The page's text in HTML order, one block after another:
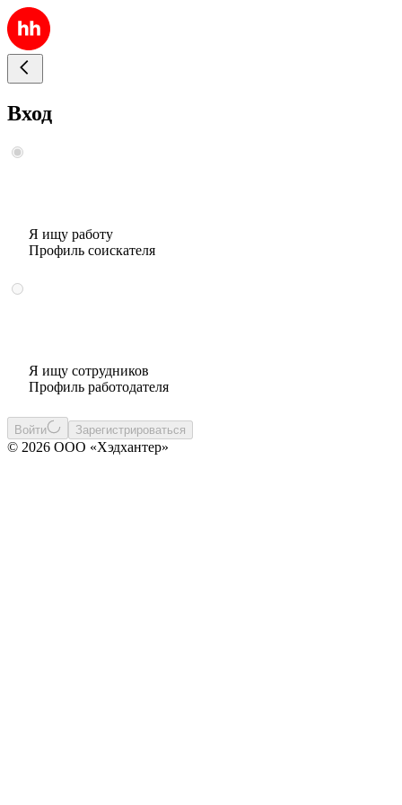
Вход
Я ищу работу
Профиль соискателя
Я ищу сотрудников
Профиль работодателя
Войти Зарегистрироваться
© 2026 ООО «Хэдхантер»